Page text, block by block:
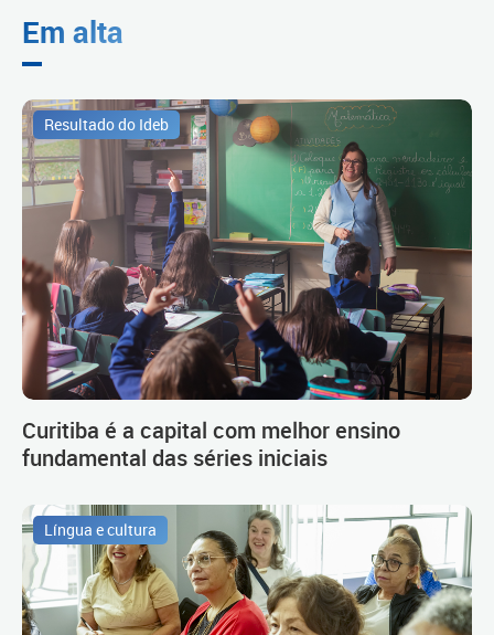
Em alta
Resultado do Ideb
Curitiba é a capital com melhor ensino
fundamental das séries iniciais
Língua e cultura